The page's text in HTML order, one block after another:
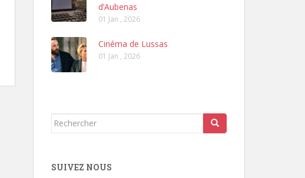
d’Aubenas
01 Jan , 2026
Cinéma de Lussas
01 Jan , 2026
Rechercher...
SUIVEZ NOUS